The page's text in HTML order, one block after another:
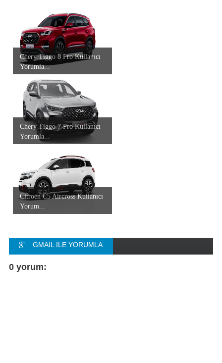
Chery Tiggo 8 Pro Kullanıcı
Yorumla...
Chery Tiggo 7 Pro Kullanıcı
Yorumla...
Citroen C5 Aircross Kullanıcı
Yorum...
GMAIL ILE YORUMLA
FACEBOOK ILE
0 yorum: